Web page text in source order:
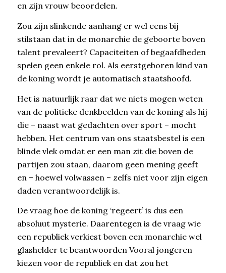
en zijn vrouw beoordelen.
Zou zijn slinkende aanhang er wel eens bij
stilstaan dat in de monarchie de geboorte boven
talent prevaleert? Capaciteiten of begaafdheden
spelen geen enkele rol. Als eerstgeboren kind van
de koning wordt je automatisch staatshoofd.
Het is natuurlijk raar dat we niets mogen weten
van de politieke denkbeelden van de koning als hij
die – naast wat gedachten over sport – mocht
hebben. Het centrum van ons staatsbestel is een
blinde vlek omdat er een man zit die boven de
partijen zou staan, daarom geen mening geeft
en – hoewel volwassen – zelfs niet voor zijn eigen
daden verantwoordelijk is.
De vraag hoe de koning ‘regeert’ is dus een
absoluut mysterie. Daarentegen is de vraag wie
een republiek verkiest boven een monarchie wel
glashelder te beantwoorden Vooral jongeren
kiezen voor de republiek en dat zou het